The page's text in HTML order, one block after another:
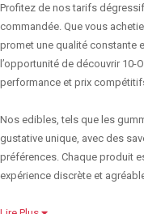
Profitez de nos tarifs
commandée. Que vous
promet une qualité constante
l’opportunité de découvrir 10-
performance et prix
Nos edibles, tels que les
gustative unique, avec des
préférences. Chaque produit
expérience discrète et